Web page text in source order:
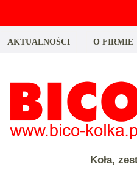
AKTUALNOŚCI O FIRMIE
Koła,